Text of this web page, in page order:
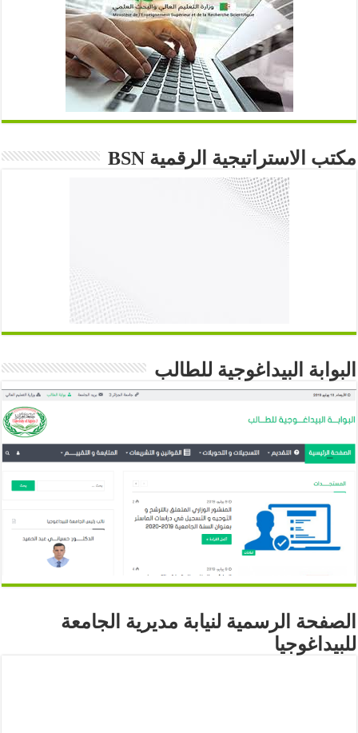
مكتب الاستراتيجية الرقمية BSN
البوابة البيداغوجية للطالب
الصفحة الرسمية لنيابة مديرية الجامعة
للبيداغوجيا